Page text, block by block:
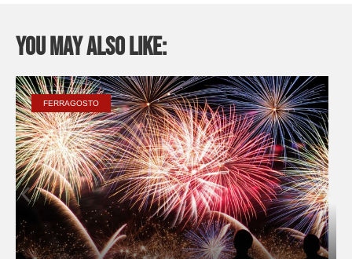
You may also like:
FERRAGOSTO